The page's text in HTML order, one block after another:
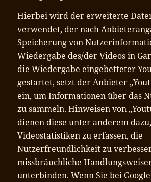
Hierbei wird der erweiterte
verwendet, der nach
Speicherung von
Wiedergabe des/der Videos in
die Wiedergabe eingebetteter
gestartet, setzt der Anbieter
ein, um Informationen über das
zu sammeln. Hinweisen von
dienen diese unter anderem dazu,
Videostatistiken zu erfassen, die
Nutzerfreundlichkeit zu
missbräuchliche
unterbinden. Wenn Sie bei